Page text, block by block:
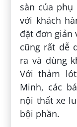
sàn của
với khách
đặt đơn giản
cũng rất dễ
ra và dùng
Với thảm
Minh, các
nội thất xe
bội phần.